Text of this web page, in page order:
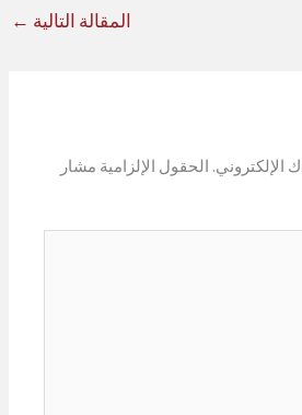
المقالة التالية ←
الإلكتروني. الحقول الإلزامية مشار